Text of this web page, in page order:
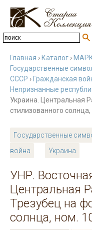
Главная › Каталог ›
Государственные
СССР › Гражданская
Непризнанные
Украина. Центральная
стилизованного
Государственные
война
Украина
УНР.
Центральная
Трезубец на
солнца, ном.